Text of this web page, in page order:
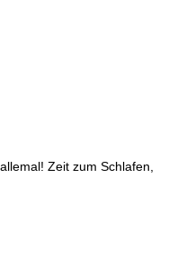
Zeit zum Schlafen,